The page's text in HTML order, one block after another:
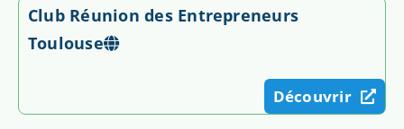
Club Réunion des Entrepreneurs
Toulouse
Découvrir